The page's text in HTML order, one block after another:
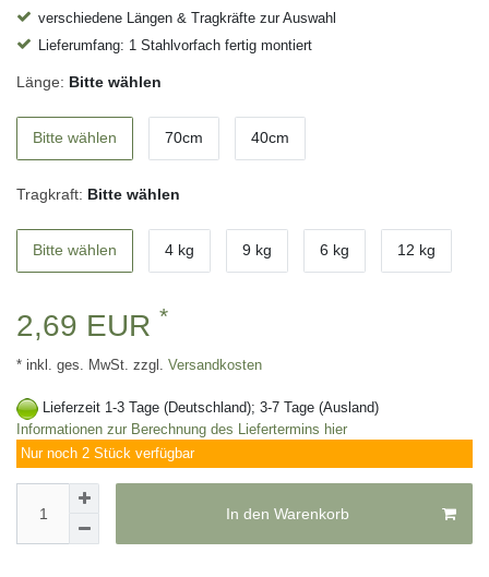
verschiedene Längen & Tragkräfte zur Auswahl
Lieferumfang: 1 Stahlvorfach fertig montiert
Länge: Bitte wählen
Bitte wählen 70cm 40cm
Tragkraft: Bitte wählen
Bitte wählen 4 kg 9 kg 6 kg 12 kg
2,69 EUR *
* inkl. ges. MwSt. zzgl. Versandkosten
Lieferzeit 1-3 Tage (Deutschland); 3-7 Tage (Ausland)
Informationen zur Berechnung des Liefertermins hier
Nur noch 2 Stück verfügbar
In den Warenkorb